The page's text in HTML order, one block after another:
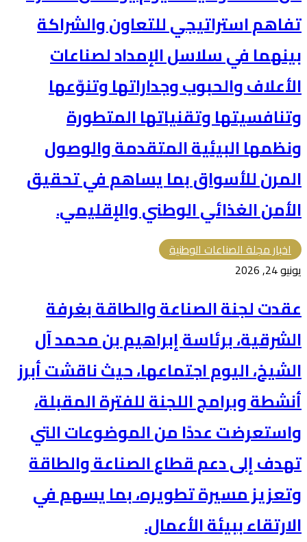
تفاهم استراتيجي للتعاون والشراكة
بينهما في سلاسل الإمداد لصناعات
الأعلاف والحبوب وجداراتها وتنوّعها
وتنافسيتها وتقنياتها المتطورة
ونظمها البيئية المتقدمة والوصول
المرن للأسواق بما يساهم في تحقيق
الأمن الغذائي الوطني والإقليمي.
اخبار مجلة الصناعات الوطنية
يونيو 24, 2026
عقدت لجنة الصناعة والطاقة بغرفة
الشرقية، برئاسة إبراهيم بن محمد آل
الشيخ، اليوم اجتماعها، حيث ناقشت أبرز
أنشطة وبرامج اللجنة للفترة المقبلة،
واستعرضت عددًا من الموضوعات التي
تهدف إلى دعم قطاع الصناعة والطاقة
وتعزيز مسيرة تطويره، بما يسهم في
الارتقاء ببيئة الأعمال.